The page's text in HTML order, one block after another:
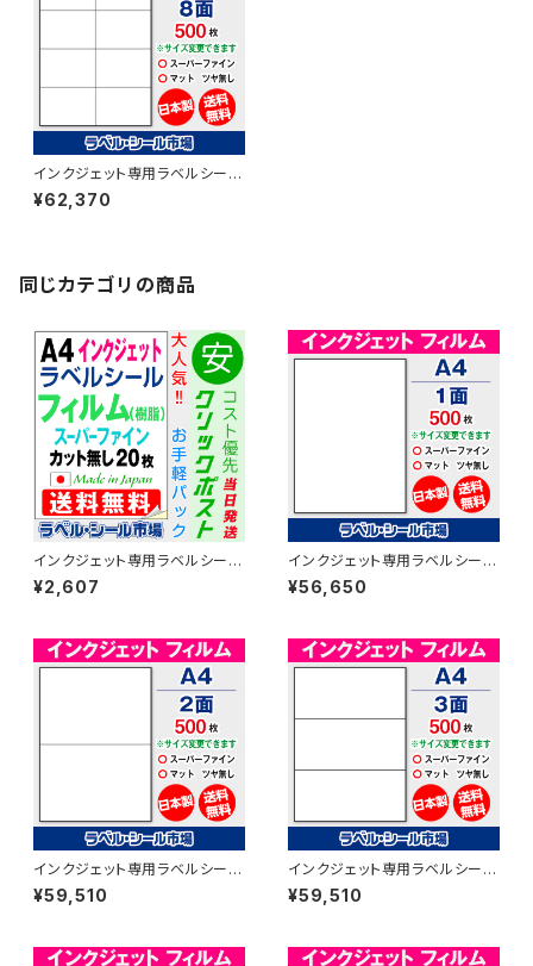
インクジェット専用ラベルシール
フィルム A4-8面 500枚 スーパ
ーファイン T2Y4iD【日本製】
¥62,370
同じカテゴリの商品
インクジェット専用ラベルシール
フィルム A4-カット無し 20枚 ス
ーパーファイン T1Y1iD-CP2
¥2,607
インクジェット専用ラベルシール
フィルム A4-カット無し 500枚
スーパーファイン T1Y1iD【日本
¥56,650
インクジェット専用ラベルシール
フィルム A4-2面 500枚 スーパ
ーファイン T1Y2iD【日本製】
¥59,510
インクジェット専用ラベルシール
フィルム A4-3面 500枚 スーパ
ーファイン T1Y3iD【日本製】
¥59,510